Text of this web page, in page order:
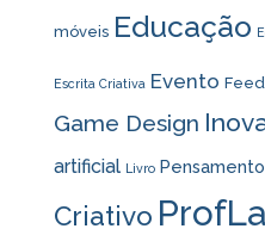
móveis Educação
Escrita Criativa Evento
Game Design
artificial Livro
Criativo